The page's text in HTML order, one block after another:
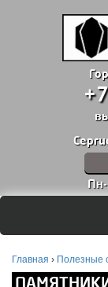
Главная › Полезные